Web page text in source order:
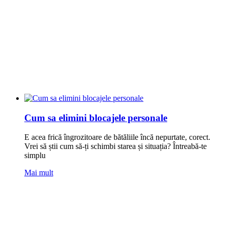
Cum sa elimini blocajele personale
E acea frică îngrozitoare de bătăliile încă nepurtate, corect.
Vrei să știi cum să-ți schimbi starea și situația? Întreabă-te
simplu
Mai mult